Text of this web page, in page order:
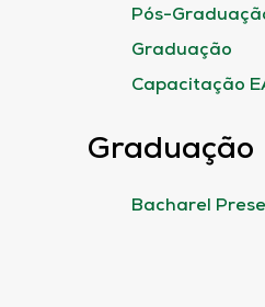
Pós-
Graduação
Capacitação
Graduação
Bacharel